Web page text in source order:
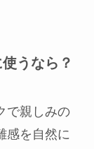
うなら？
で親しみの
感を自然に